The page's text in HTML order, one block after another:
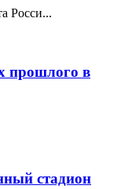
Росси...
прошлого в
стадион